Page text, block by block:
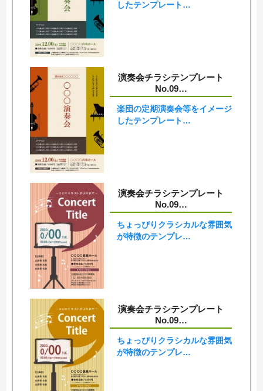
したテンプレート…
演奏会チラシテンプレート
No.09…
楽団の定期演奏会等をイメージ
したテンプレート…
演奏会チラシテンプレート
No.09…
ちょっぴりクラシカルな雰囲気
が特徴のテンプレ…
演奏会チラシテンプレート
No.09…
ちょっぴりクラシカルな雰囲気
が特徴のテンプレ…